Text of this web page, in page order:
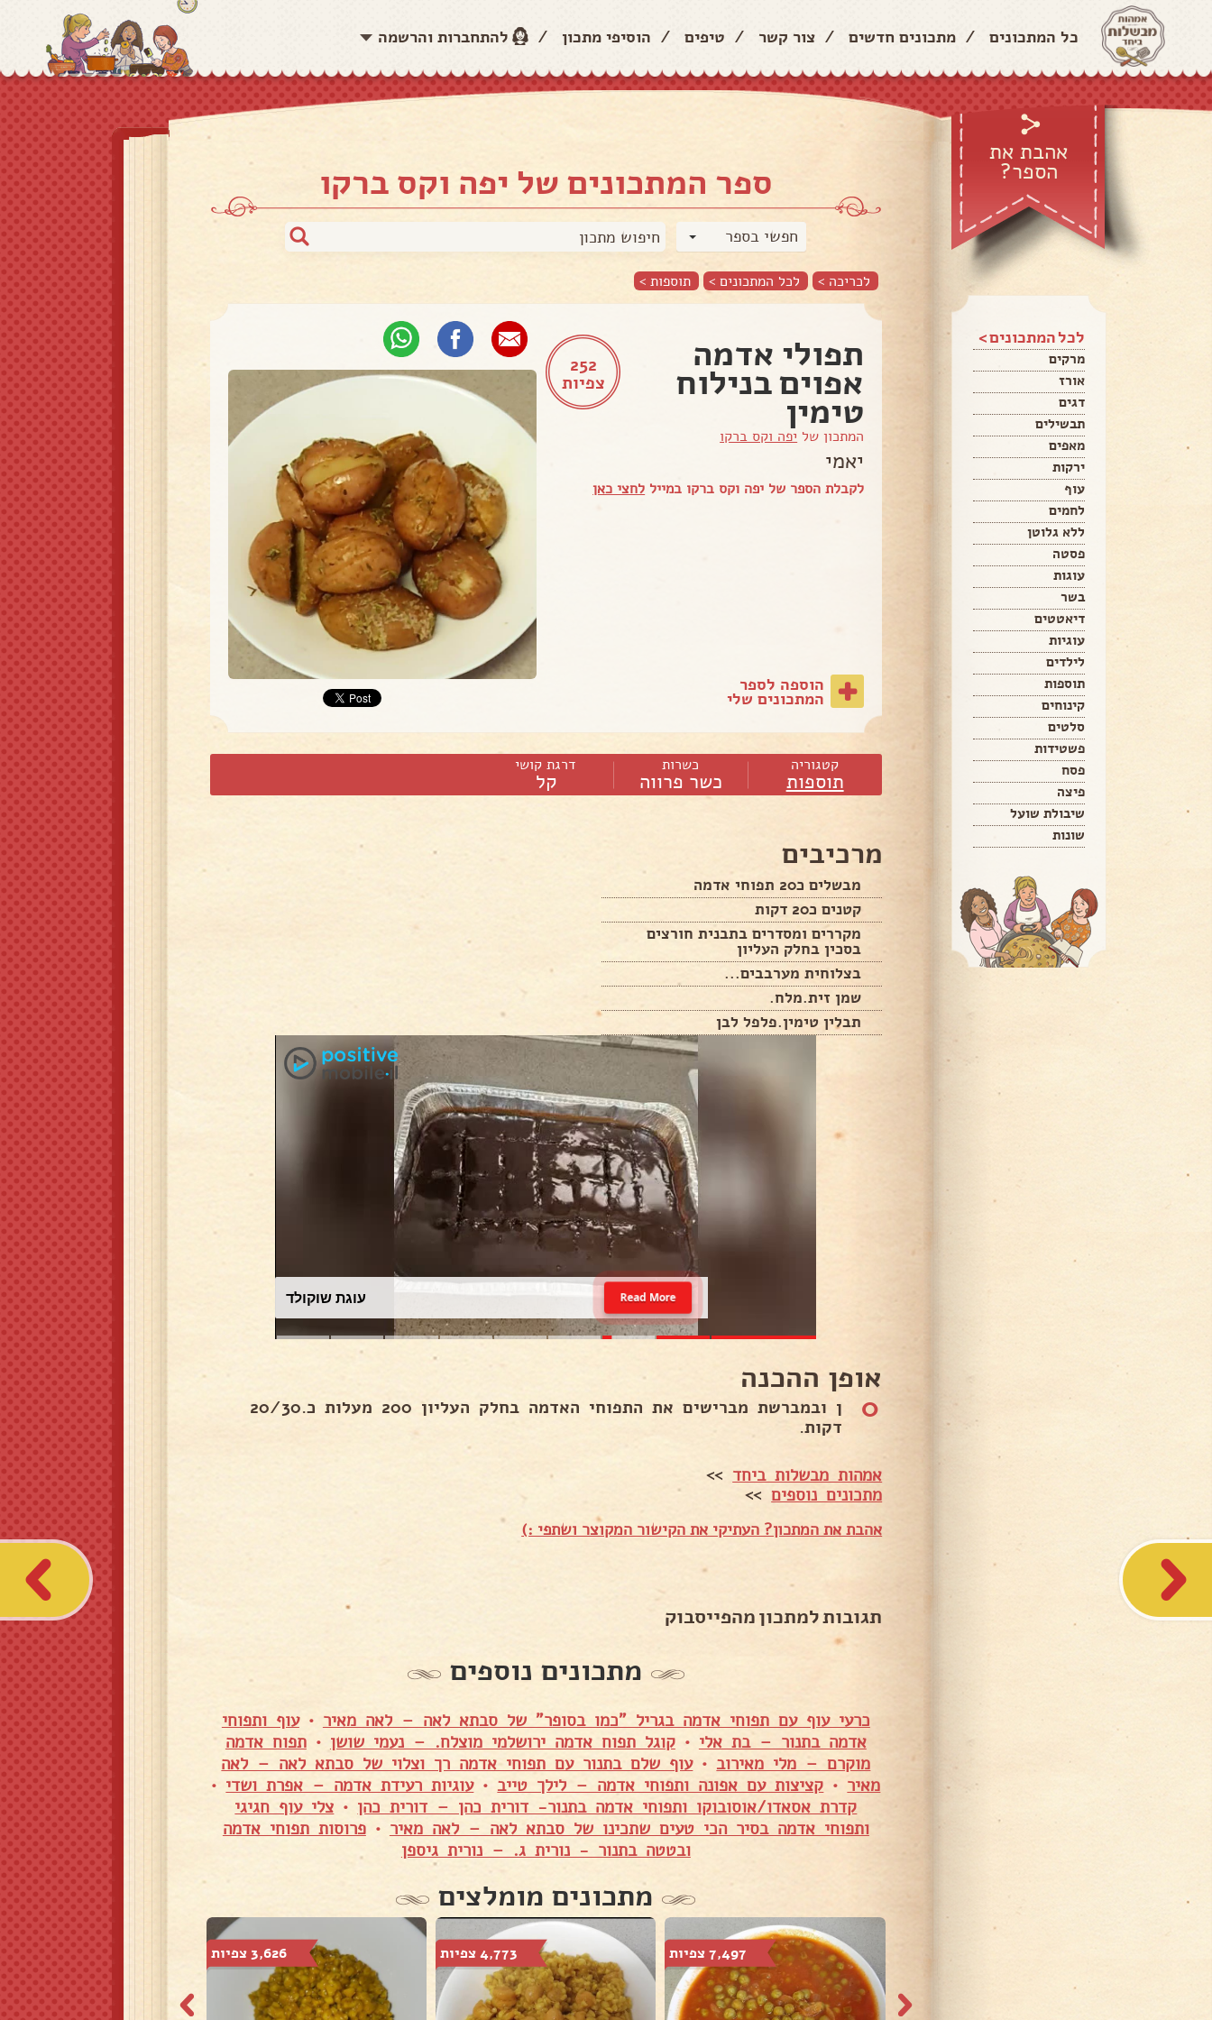
כל המתכונים / מתכונים חדשים / צור קשר / טיפים / הוסיפי מתכון / להתחברות והרשמה
אהבת את
הספר?
לכל המתכונים >
מרקים
אורז
דגים
תבשילים
מאפים
ירקות
עוף
לחמים
ללא גלוטן
פסטה
עוגות
בשר
דיאטטים
עוגיות
לילדים
תוספות
קינוחים
סלטים
פשטידות
פסח
פיצה
שיבולת שועל
שונות
ספר המתכונים של יפה וקס ברקו
חפשי בספר
לכריכה > לכל המתכונים > תוספות >
252
צפיות
תפולי אדמה
אפוים בנילוח
טימין
המתכון של יפה וקס ברקו
יאמי
לקבלת הספר של יפה וקס ברקו במייל לחצי כאן
הוספה לספר
המתכונים שלי
קטגוריה
תוספות
כשרות
כשר פרווה
דרגת קושי
קל
מרכיבים
מבשלים כ20 תפוחי אדמה
קטנים כ20 דקות
מקררים ומסדרים בתבנית חורצים
בסכין בחלק העליון
בצלוחית מערבבים...
שמן זית.מלח.
תבלין טימין.פלפל לבן
עוגת שוקולד Read More
אופן ההכנה
0
ן ובמברשת מברישים את התפוחי האדמה בחלק העליון 200 מעלות כ.20/30
דקות.
אמהות מבשלות ביחד >>
מתכונים נוספים>>
אהבת את המתכון? העתיקי את הקישור המקוצר ושתפי :)
תגובות למתכון מהפייסבוק
מתכונים נוספים
כרעי עוף עם תפוחי אדמה בגריל "כמו בסופר" של סבתא לאה – לאה מאיר •עוף ותפוחי
אדמה בתנור – בת אלי •קוגל תפוח אדמה ירושלמי מוצלח. – נעמי שושן •תפוח אדמה
מוקרם – מלי מאירוב •עוף שלם בתנור עם תפוחי אדמה רך וצלוי של סבתא לאה – לאה
מאיר • קציצות עם אפונה ותפוחי אדמה – לילך טייב •עוגיות רעידת אדמה – אפרת ושדי •
קדרת אסאדו/אוסובוקו ותפוחי אדמה בתנור- דורית כהן – דורית כהן • צלי עוף חגיגי
ותפוחי אדמה בסיר הכי טעים שתכינו של סבתא לאה – לאה מאיר •פרוסות תפוחי אדמה
ובטטה בתנור - נורית ג. – נורית גיספן
מתכונים מומלצים
7,497 צפיות 4,773 צפיות 3,626 צפיות